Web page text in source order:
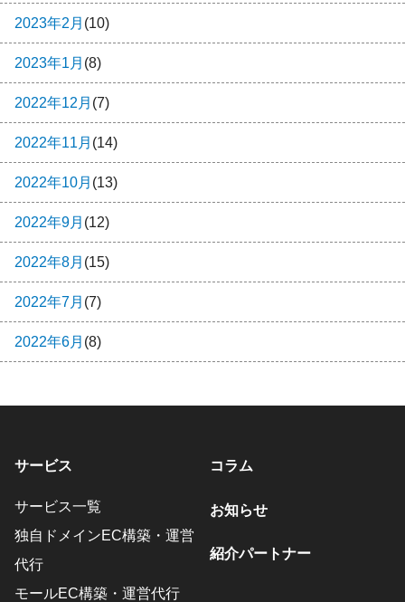
2023年2月 (10)
2023年1月 (8)
2022年12月 (7)
2022年11月 (14)
2022年10月 (13)
2022年9月 (12)
2022年8月 (15)
2022年7月 (7)
2022年6月 (8)
サービス
サービス一覧
独自ドメインEC構築・運営
代行
モールEC構築・運営代行
コラム
お知らせ
紹介パートナー